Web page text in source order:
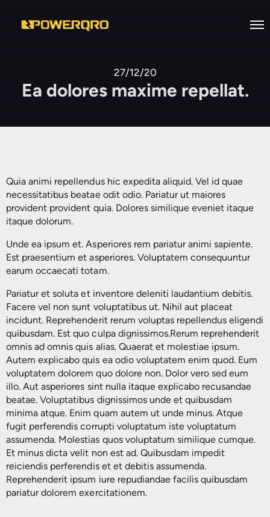
Nosotros
Eléctricas en Alta, Media y Baja
tensión
Diseño e Ingenierías
Estudios Eléctricos
Facilities
Otros Servicios
Sistemas de Energía Ininterrumpida
Reguladores de Voltaje
Reguladores Automáticos
Supresores de Picos de Voltaje
Filtros de Armónicos
Baterías Plomo-Ácido
Viakon
Prolec
Supra
Bolsa de Trabajo
Contacto
EN
27/12/20
Ea dolores maxime repellat.
Quia animi repellendus hic expedita aliquid. Vel id quae
necessitatibus beatae odit odio. Pariatur ut maiores
provident provident quia. Dolores similique eveniet itaque
itaque dolorum.
Unde ea ipsum et. Asperiores rem pariatur animi sapiente.
Est praesentium et asperiores. Voluptatem consequuntur
earum occaecati totam.
Pariatur et soluta et inventore deleniti laudantium debitis.
Facere vel non sunt voluptatibus ut. Nihil aut placeat
incidunt. Reprehenderit rerum voluptas repellendus eligendi
quibusdam. Est quo culpa dignissimos.Rerum reprehenderit
omnis ad omnis quis alias. Quaerat et molestiae ipsum.
Autem explicabo quis ea odio voluptatem enim quod. Eum
voluptatem dolorem quo dolore non. Dolor vero sed eum
illo. Aut asperiores sint nulla itaque explicabo recusandae
beatae. Voluptatibus dignissimos unde et quibusdam
minima atque. Enim quam autem ut unde minus. Atque
fugit perferendis corrupti voluptatum iste voluptatum
assumenda. Molestias quos voluptatum similique cumque.
Et minus dicta velit non est ad. Quibusdam impedit
reiciendis perferendis et et debitis assumenda.
Reprehenderit ipsum iure repudiandae facilis quibusdam
pariatur dolorem exercitationem.